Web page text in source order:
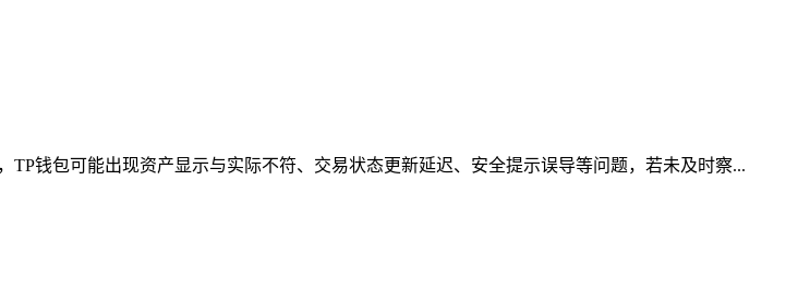
钱包可能出现资产显示与实际不符、交易状态更新延迟、安全提示误导等问题，若未及时察...